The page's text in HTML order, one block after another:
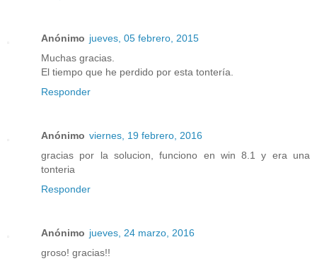
Anónimo jueves, 05 febrero, 2015
Muchas gracias.
El tiempo que he perdido por esta tontería.
Responder
Anónimo viernes, 19 febrero, 2016
gracias por la solucion, funciono en win 8.1 y era una
tonteria
Responder
Anónimo jueves, 24 marzo, 2016
groso! gracias!!